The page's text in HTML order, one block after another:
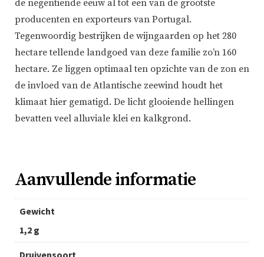
de negentiende eeuw al tot een van de grootste
producenten en exporteurs van Portugal.
Tegenwoordig bestrijken de wijngaarden op het 280
hectare tellende landgoed van deze familie zo’n 160
hectare. Ze liggen optimaal ten opzichte van de zon en
de invloed van de Atlantische zeewind houdt het
klimaat hier gematigd. De licht glooiende hellingen
bevatten veel alluviale klei en kalkgrond.
Aanvullende informatie
Gewicht
1,2 g